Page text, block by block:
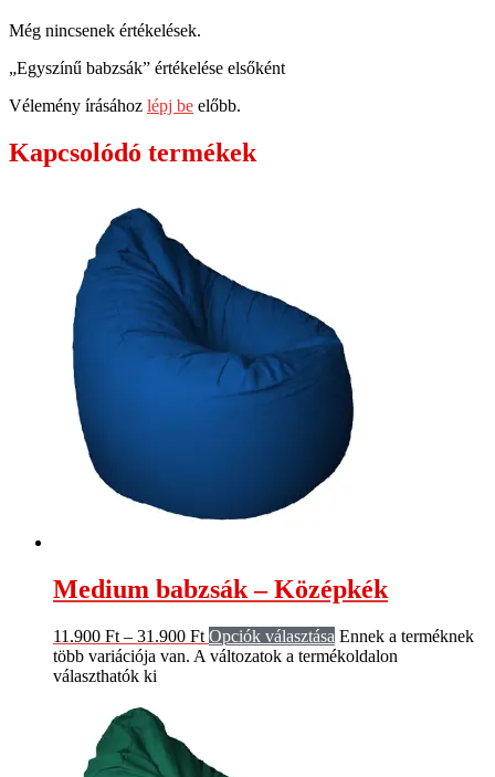
Még nincsenek értékelések.
„Egyszínű babzsák” értékelése elsőként
Vélemény írásához lépj be előbb.
Kapcsolódó termékek
Medium babzsák – Középkék
11.900 Ft – 31.900 Ft Opciók választása Ennek a terméknek
több variációja van. A változatok a termékoldalon
választhatók ki